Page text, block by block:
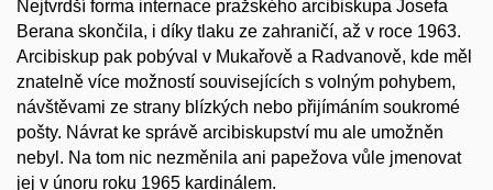
Nejtvrdší forma internace pražského arcibiskupa Josefa
Berana skončila, i díky tlaku ze zahraničí, až v roce 1963.
Arcibiskup pak pobýval v Mukařově a Radvanově, kde měl
znatelně více možností souvisejících s volným pohybem,
návštěvami ze strany blízkých nebo přijímáním soukromé
pošty. Návrat ke správě arcibiskupství mu ale umožněn
nebyl. Na tom nic nezměnila ani papežova vůle jmenovat
jej v únoru roku 1965 kardinálem.